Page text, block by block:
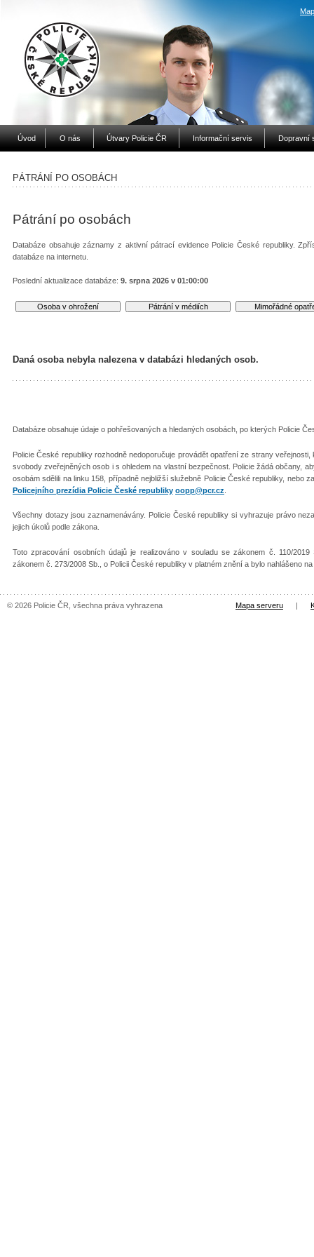
Úvod O nás Útvary Policie ČR Informační servis Dopravní
PÁTRÁNÍ PO OSOBÁCH
Pátrání po osobách
Databáze obsahuje záznamy z aktivní pátrací evidence Policie České republiky.
databáze na internetu.
Poslední aktualizace databáze: 9. srpna 2026 v 01:00:00
Daná osoba nebyla nalezena v databázi hledaných osob.
Databáze obsahuje údaje o pohřešovaných a hledaných osobách, po kterých Policie
Policie České republiky rozhodně nedoporučuje provádět opatření ze strany
svobody zveřejněných osob i s ohledem na vlastní bezpečnost. Policie žádá občany,
osobám sdělili na linku 158, případně nejbližší služebně Policie České republiky, nebo
Policejního prezídia Policie České republiky oopp@pcr.cz
Všechny dotazy jsou zaznamenávány. Policie České republiky si vyhrazuje právo
jejich úkolů podle zákona.
Toto zpracování osobních údajů je realizováno v souladu se zákonem č. 110/
zákonem č. 273/2008 Sb., o Policii České republiky v platném znění a bylo nahlášeno
© 2026 Policie ČR, všechna práva vyhrazena Mapa serveru |